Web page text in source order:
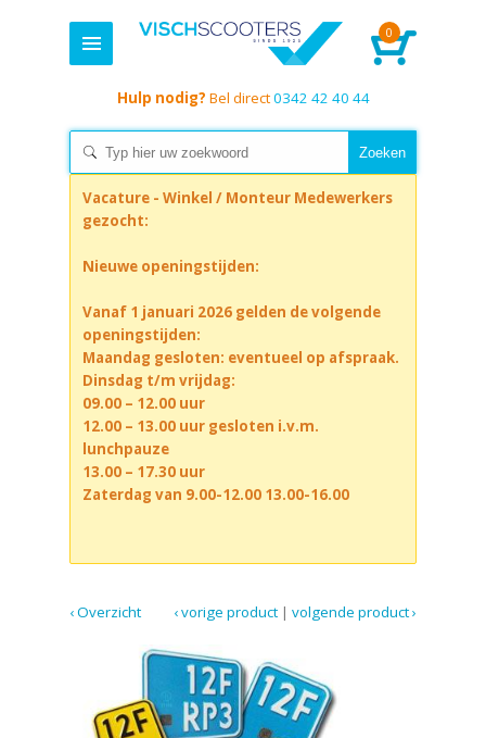
0
Hulp nodig? Bel direct0342 42 40 44
Vacature - Winkel / Monteur Medewerkers
gezocht:
Nieuwe openingstijden:
Vanaf 1 januari 2026 gelden de volgende
openingstijden:
Maandag gesloten: eventueel op afspraak.
Dinsdag t/m vrijdag:
09.00 – 12.00 uur
12.00 – 13.00 uur gesloten i.v.m.
lunchpauze
13.00 – 17.30 uur
Zaterdag van 9.00-12.00 13.00-16.00
‹ Overzicht volgende product ›
|
‹ vorige product